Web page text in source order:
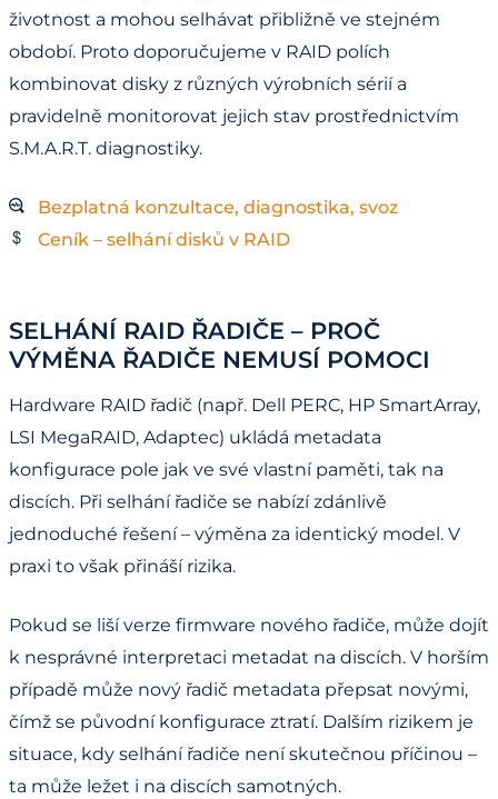
životnost a mohou selhávat přibližně ve stejném
období. Proto doporučujeme v RAID polích
kombinovat disky z různých výrobních sérií a
pravidelně monitorovat jejich stav prostřednictvím
S.M.A.R.T. diagnostiky.
Bezplatná konzultace, diagnostika, svoz
Ceník – selhání disků v RAID
SELHÁNÍ RAID ŘADIČE – PROČ
VÝMĚNA ŘADIČE NEMUSÍ POMOCI
Hardware RAID řadič (např. Dell PERC, HP SmartArray,
LSI MegaRAID, Adaptec) ukládá metadata
konfigurace pole jak ve své vlastní paměti, tak na
discích. Při selhání řadiče se nabízí zdánlivě
jednoduché řešení – výměna za identický model. V
praxi to však přináší rizika.
Pokud se liší verze firmware nového řadiče, může dojít
k nesprávné interpretaci metadat na discích. V horším
případě může nový řadič metadata přepsat novými,
čímž se původní konfigurace ztratí. Dalším rizikem je
situace, kdy selhání řadiče není skutečnou příčinou –
ta může ležet i na discích samotných.